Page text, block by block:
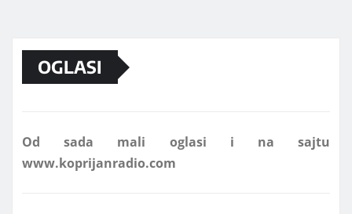
OGLASI
Marketing telefon 062 463 002